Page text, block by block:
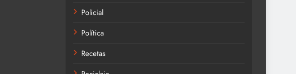
Policial
Política
Recetas